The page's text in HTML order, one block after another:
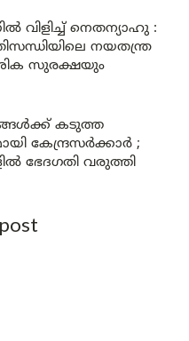
വിളിച്ച് നെതന്യാഹു :
നയതന്ത്ര
സുരക്ഷയും
കടുത്ത
കേന്ദ്രസർക്കാർ ;
ഭേദഗതി വരുത്തി